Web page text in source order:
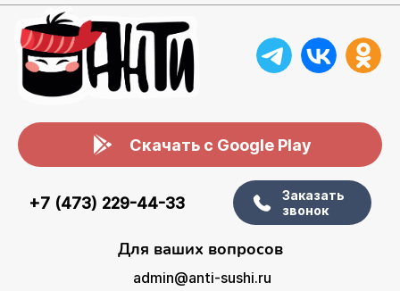
Скачать с Google Play
+7 (473) 229-44-33
Заказать
звонок
Для ваших вопросов
admin@anti-sushi.ru